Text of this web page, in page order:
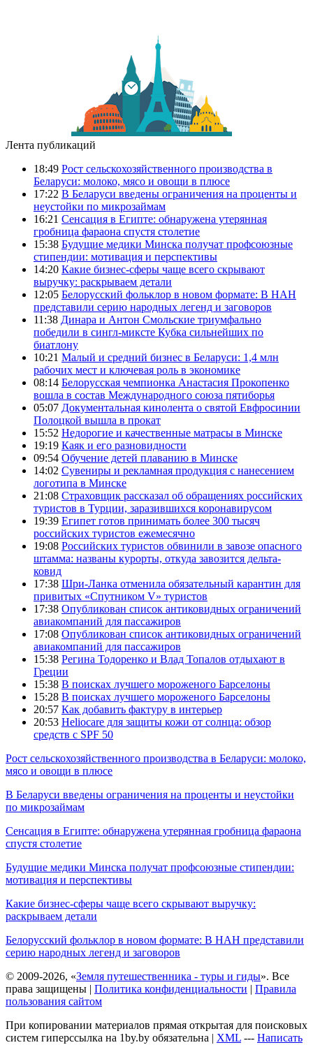
Лента публикаций
18:49 Рост сельскохозяйственного производства в
Беларуси: молоко, мясо и овощи в плюсе
17:22 В Беларуси введены ограничения на проценты и
неустойки по микрозаймам
16:21 Сенсация в Египте: обнаружена утерянная
гробница фараона спустя столетие
15:38 Будущие медики Минска получат профсоюзные
стипендии: мотивация и перспективы
14:20 Какие бизнес-сферы чаще всего скрывают
выручку: раскрываем детали
12:05 Белорусский фольклор в новом формате: В НАН
представили серию народных легенд и заговоров
11:38 Динара и Антон Смольские триумфально
победили в сингл-миксте Кубка сильнейших по
биатлону
10:21 Малый и средний бизнес в Беларуси: 1,4 млн
рабочих мест и ключевая роль в экономике
08:14 Белорусская чемпионка Анастасия Прокопенко
вошла в состав Международного союза пятиборья
05:07 Документальная кинолента о святой Евфросинии
Полоцкой вышла в прокат
15:52 Недорогие и качественные матрасы в Минске
19:19 Каяк и его разновидности
09:54 Обучение детей плаванию в Минске
14:02 Сувениры и рекламная продукция с нанесением
логотипа в Минске
21:08 Страховщик рассказал об обращениях российских
туристов в Турции, заразившихся коронавирусом
19:39 Египет готов принимать более 300 тысяч
российских туристов ежемесячно
19:08 Российских туристов обвинили в завозе опасного
штамма: названы курорты, откуда завозится дельта-
ковид
17:38 Шри-Ланка отменила обязательный карантин для
привитых «Спутником V» туристов
17:38 Опубликован список антиковидных ограничений
авиакомпаний для пассажиров
17:08 Опубликован список антиковидных ограничений
авиакомпаний для пассажиров
15:38 Регина Тодоренко и Влад Топалов отдыхают в
Греции
15:38 В поисках лучшего мороженого Барселоны
15:28 В поисках лучшего мороженого Барселоны
20:57 Как добавить фактуру в интерьер
20:53 Heliocare для защиты кожи от солнца: обзор
средств с SPF 50
Рост сельскохозяйственного производства в Беларуси: молоко,
мясо и овощи в плюсе
В Беларуси введены ограничения на проценты и неустойки
по микрозаймам
Сенсация в Египте: обнаружена утерянная гробница фараона
спустя столетие
Будущие медики Минска получат профсоюзные стипендии:
мотивация и перспективы
Какие бизнес-сферы чаще всего скрывают выручку:
раскрываем детали
Белорусский фольклор в новом формате: В НАН представили
серию народных легенд и заговоров
© 2009-2026, «Земля путешественника - туры и гиды». Все
права защищены | Политика конфиденциальности | Правила
пользования сайтом
При копировании материалов прямая открытая для поисковых
систем гиперссылка на 1by.by обязательна | XML --- Написать